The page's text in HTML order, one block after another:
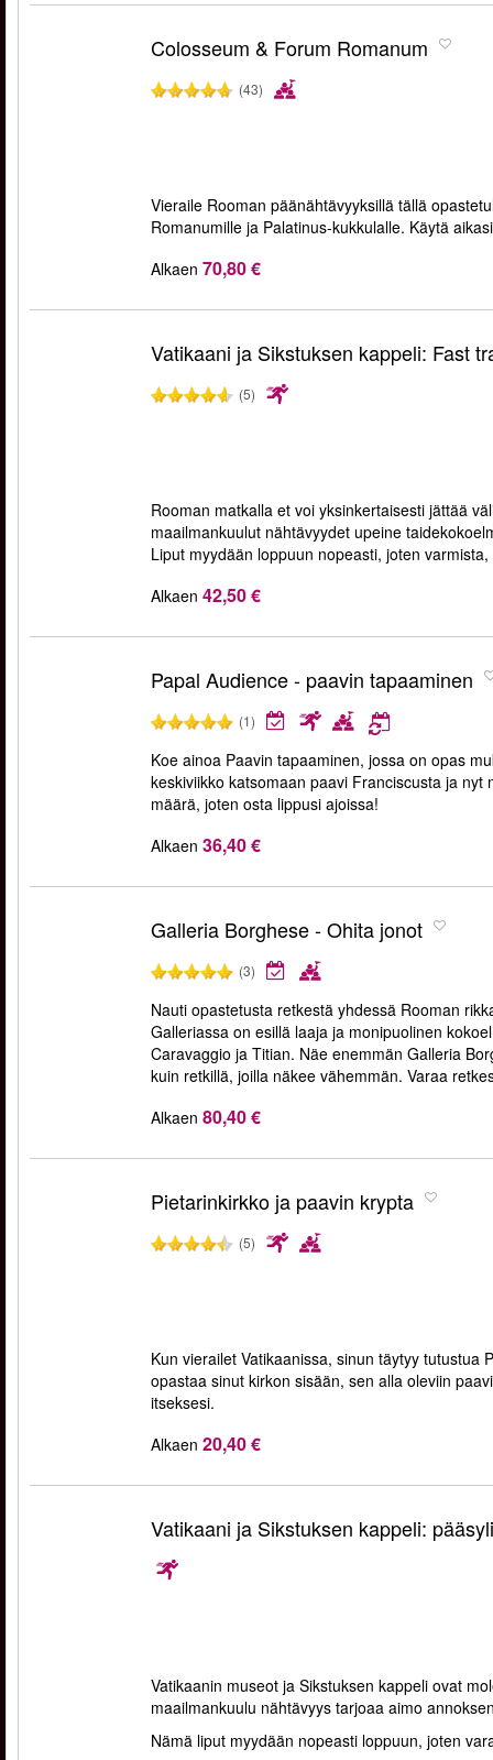
Colosseum & Forum Romanum
(43)
Vieraile Rooman päänähtävyyksillä tällä
Romanumille ja Palatinus-kukkulalle. Käytä
Alkaen 70,80 €
Vatikaani ja Sikstuksen kappeli: Fast
(5)
Rooman matkalla et voi yksinkertaisesti jättää
maailmankuulut nähtävyydet upeine
Liput myydään loppuun nopeasti, joten
Alkaen 42,50 €
Papal Audience - paavin tapaaminen
(1)
Koe ainoa Paavin tapaaminen, jossa on opas
keskiviikko katsomaan paavi Franciscusta ja
määrä, joten osta lippusi ajoissa!
Alkaen 36,40 €
Galleria Borghese - Ohita jonot
(3)
Nauti opastetusta retkestä yhdessä Rooman
Galleriassa on esillä laaja ja monipuolinen
Caravaggio ja Titian. Näe enemmän Galleria
kuin retkillä, joilla näkee vähemmän. Varaa
Alkaen 80,40 €
Pietarinkirkko ja paavin krypta
(5)
Kun vierailet Vatikaanissa, sinun täytyy
opastaa sinut kirkon sisään, sen alla oleviin
itseksesi.
Alkaen 20,40 €
Vatikaani ja Sikstuksen kappeli:
Vatikaanin museot ja Sikstuksen kappeli ovat
maailmankuulu nähtävyys tarjoaa aimo
Nämä liput myydään nopeasti loppuun, joten